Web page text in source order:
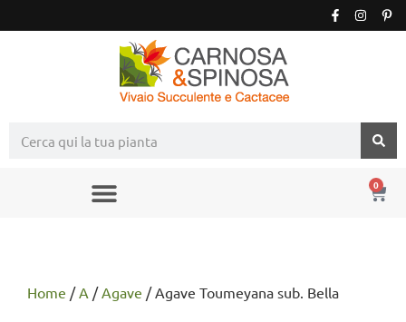
0
Home /A /Agave / Agave Toumeyana sub. Bella